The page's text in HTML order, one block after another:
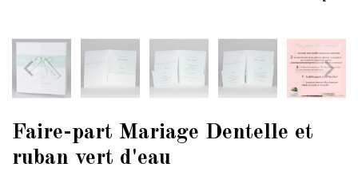
Faire-part Mariage Dentelle et
ruban vert d'eau